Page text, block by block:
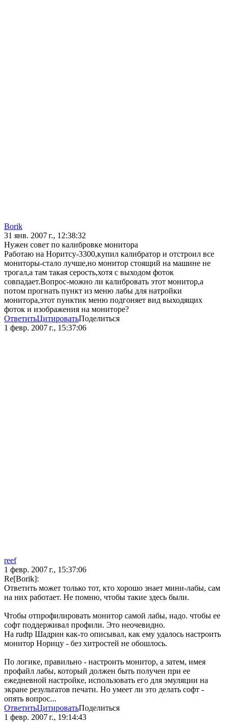
Borik
31 янв. 2007 г., 12:38:32
Нужен совет по калибровке монитора
Работаю на Норитсу-3300,купил калибратор и отстроил все
мониторы-стало лучше,но монитор стоящий на машине не
трогал,а там такая серость,хотя с выходом фоток
совпадает.Вопрос-можно ли калибровать этот монитор,а
потом прогнать пункт из меню лабы для натройки
монитора,этот пунктик меню подгоняет вид выходящих
фоток и изображения на мониторе?
ОтветитьЦитироватьПоделиться
1 февр. 2007 г., 15:37:06
reef
1 февр. 2007 г., 15:37:06
Re[Borik]:
Ответить может только тот, кто хорошо знает мини-лабы, сам
на них работает. Не помню, чтобы такие здесь были.
Чтобы отпрофилировать монитор самой лабы, надо. чтобы ее
софт поддерживал профили. Это неочевидно.
На rudtp Шадрин как-то описывал, как ему удалось настроить
монитор Норицу - без хитростей не обошлось.
По логике, правильно - настроить монитор, а затем, имея
профайл лабы, который должен быть получен при ее
ежедневной настройке, использовать его для эмуляции на
экране результатов печати. Но умеет ли это делать софт -
опять вопрос...
ОтветитьЦитироватьПоделиться
1 февр. 2007 г., 19:14:43